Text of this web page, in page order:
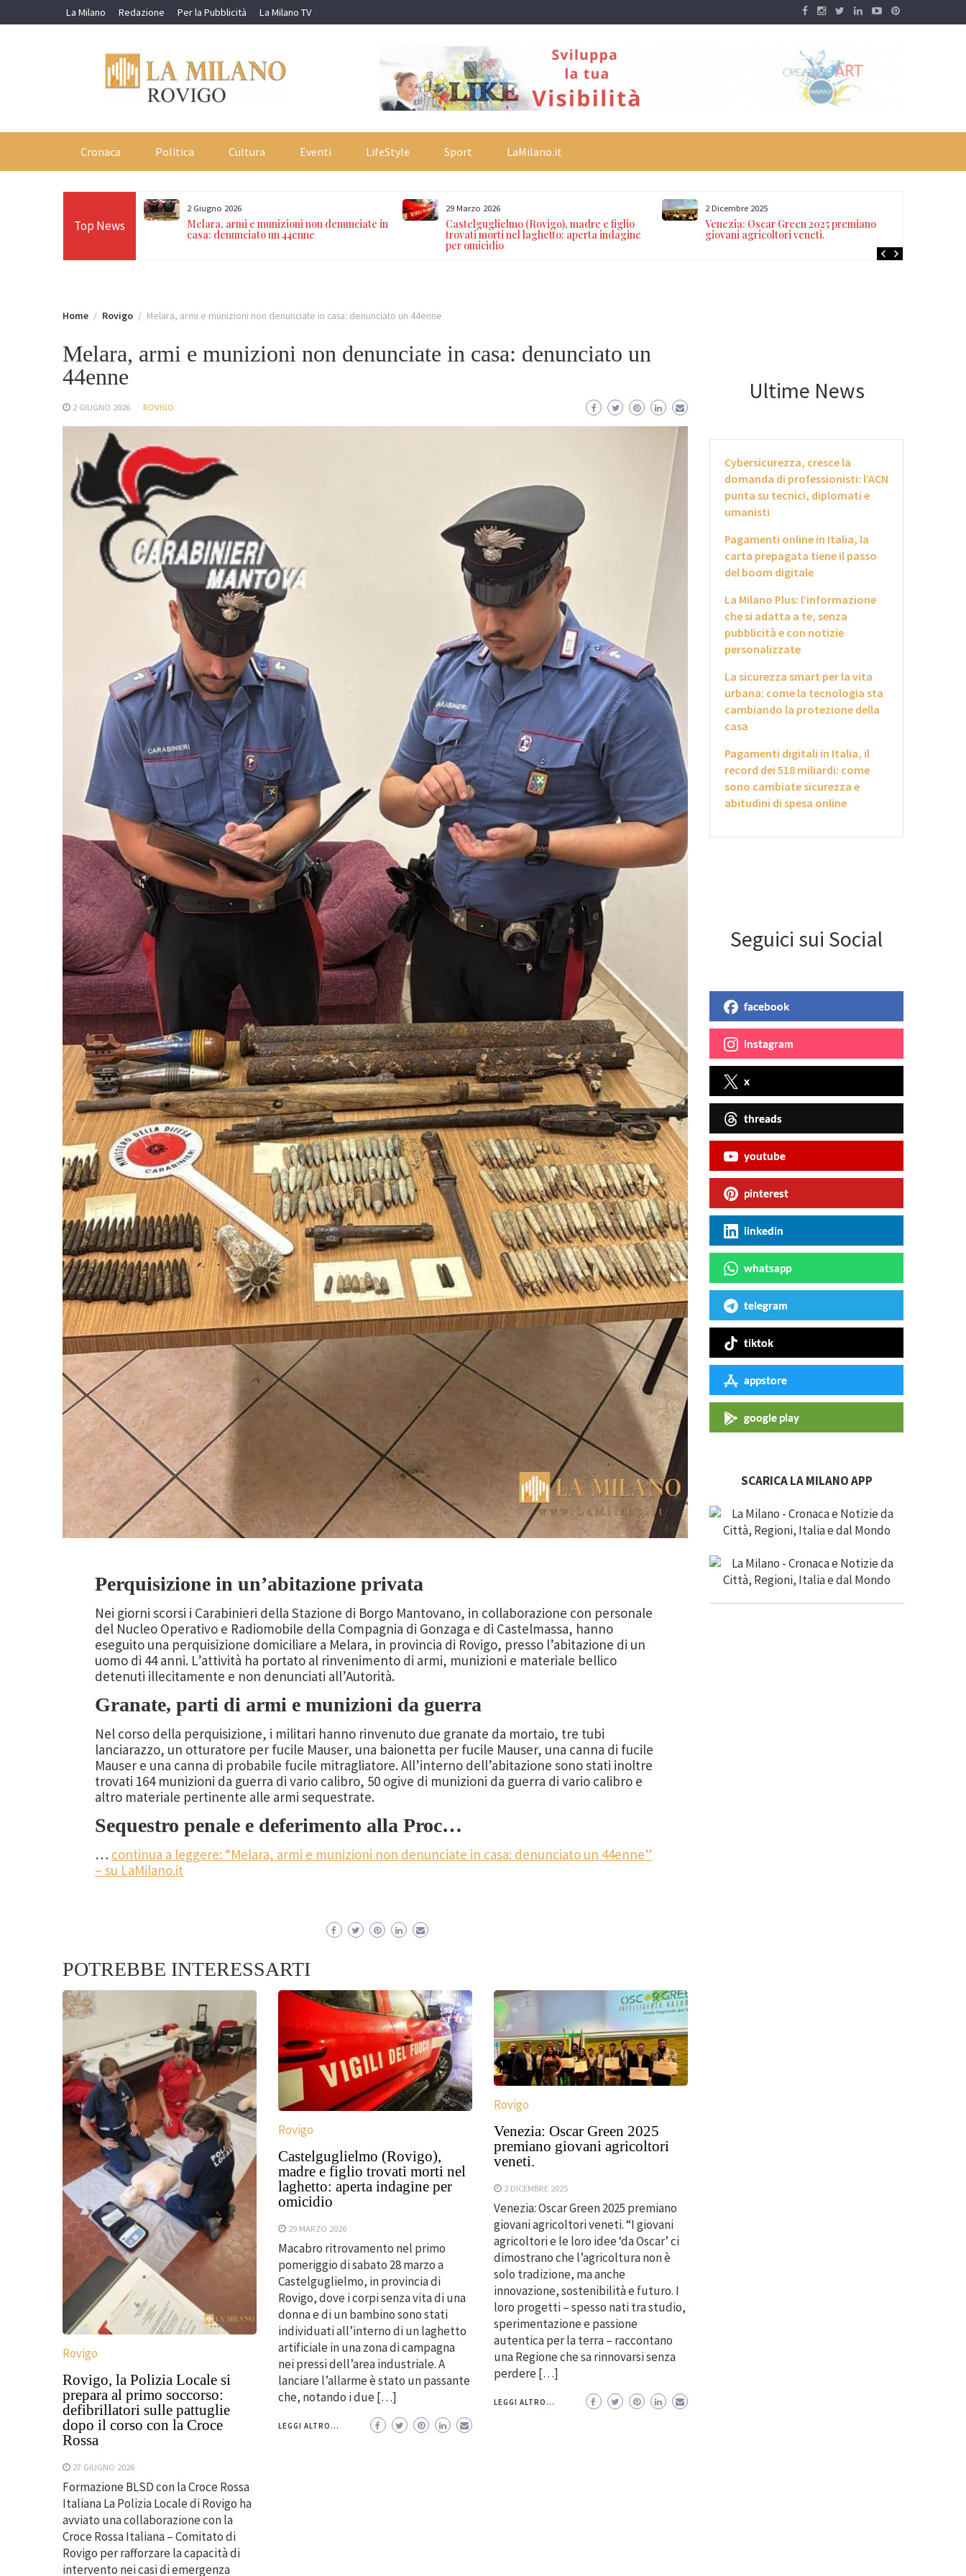
to
La Milano Redazione Per la Pubblicità La Milano TV
Cronaca Politica Cultura Eventi LifeStyle Sport LaMilano.it
Top News
Locale si prepara al primo
sulle pattuglie dopo
2 Giugno 2026
Melara, armi e munizioni non denunciate in
casa: denunciato un 44enne
29 Marzo 2026
Castelguglielmo (Rovigo), madre e figlio
trovati morti nel laghetto: aperta indagine
per omicidio
2 Dicembre 2025
Venezia: Oscar Green 2025 premiano
giovani agricoltori veneti.
Home Rovigo Melara, armi e munizioni non denunciate in casa: denunciato un 44enne
Melara, armi e munizioni non denunciate in casa: denunciato un
44enne
2 GIUGNO 2026 ROVIGO
Perquisizione in un’abitazione privata
Nei giorni scorsi i Carabinieri della Stazione di Borgo Mantovano, in collaborazione con personale
del Nucleo Operativo e Radiomobile della Compagnia di Gonzaga e di Castelmassa, hanno
eseguito una perquisizione domiciliare a Melara, in provincia di Rovigo, presso l’abitazione di un
uomo di 44 anni. L’attività ha portato al rinvenimento di armi, munizioni e materiale bellico
detenuti illecitamente e non denunciati all’Autorità.
Granate, parti di armi e munizioni da guerra
Nel corso della perquisizione, i militari hanno rinvenuto due granate da mortaio, tre tubi
lanciarazzo, un otturatore per fucile Mauser, una baionetta per fucile Mauser, una canna di fucile
Mauser e una canna di probabile fucile mitragliatore. All’interno dell’abitazione sono stati inoltre
trovati 164 munizioni da guerra di vario calibro, 50 ogive di munizioni da guerra di vario calibro e
altro materiale pertinente alle armi sequestrate.
Sequestro penale e deferimento alla Proc…
… continua a leggere: “Melara, armi e munizioni non denunciate in casa: denunciato un 44enne”
– su LaMilano.it
POTREBBE INTERESSARTI
Rovigo
Rovigo, la Polizia Locale si
prepara al primo soccorso:
defibrillatori sulle pattuglie
dopo il corso con la Croce
Rossa
27 GIUGNO 2026
Formazione BLSD con la Croce Rossa
Italiana La Polizia Locale di Rovigo ha
avviato una collaborazione con la
Croce Rossa Italiana – Comitato di
Rovigo per rafforzare la capacità di
intervento nei casi di emergenza
Rovigo
Castelguglielmo (Rovigo),
madre e figlio trovati morti nel
laghetto: aperta indagine per
omicidio
29 MARZO 2026
Macabro ritrovamento nel primo
pomeriggio di sabato 28 marzo a
Castelguglielmo, in provincia di
Rovigo, dove i corpi senza vita di una
donna e di un bambino sono stati
individuati all’interno di un laghetto
artificiale in una zona di campagna
nei pressi dell’area industriale. A
lanciare l’allarme è stato un passante
che, notando i due […]
LEGGI ALTRO...
Rovigo
Venezia: Oscar Green 2025
premiano giovani agricoltori
veneti.
2 DICEMBRE 2025
Venezia: Oscar Green 2025 premiano
giovani agricoltori veneti. “I giovani
agricoltori e le loro idee ‘da Oscar’ ci
dimostrano che l’agricoltura non è
solo tradizione, ma anche
innovazione, sostenibilità e futuro. I
loro progetti – spesso nati tra studio,
sperimentazione e passione
autentica per la terra – raccontano
una Regione che sa rinnovarsi senza
perdere […]
LEGGI ALTRO...
Ultime News
Cybersicurezza, cresce la
domanda di professionisti: l’ACN
punta su tecnici, diplomati e
umanisti
Pagamenti online in Italia, la
carta prepagata tiene il passo
del boom digitale
La Milano Plus: l’informazione
che si adatta a te, senza
pubblicità e con notizie
personalizzate
La sicurezza smart per la vita
urbana: come la tecnologia sta
cambiando la protezione della
casa
Pagamenti digitali in Italia, il
record dei 518 miliardi: come
sono cambiate sicurezza e
abitudini di spesa online
Seguici sui Social
facebook
instagram
x
threads
youtube
pinterest
linkedin
whatsapp
telegram
tiktok
appstore
google play
SCARICA LA MILANO APP